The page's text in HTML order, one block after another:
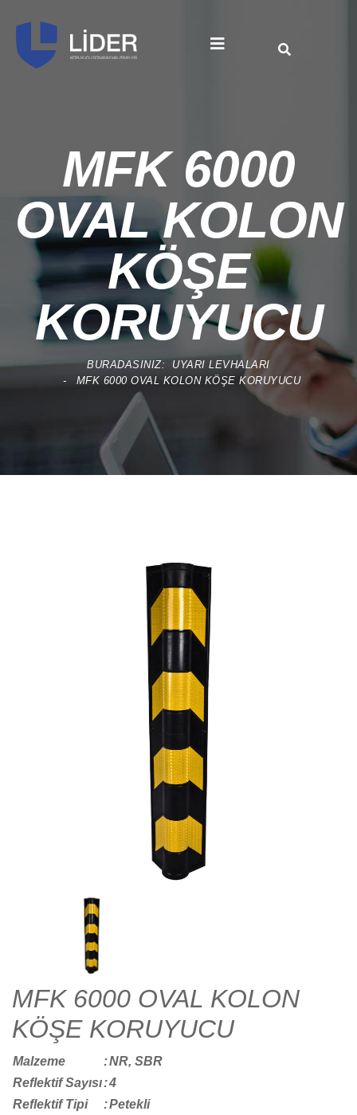
MFK 6000
OVAL KOLON
KÖŞE
KORUYUCU
BURADASINIZ: UYARI LEVHALARI
MFK 6000 OVAL KOLON KÖŞE KORUYUCU
MFK 6000 OVAL KOLON
KÖŞE KORUYUCU
Malzeme :NR, SBR
Reflektif Sayısı:4
Reflektif Tipi
:Petekli